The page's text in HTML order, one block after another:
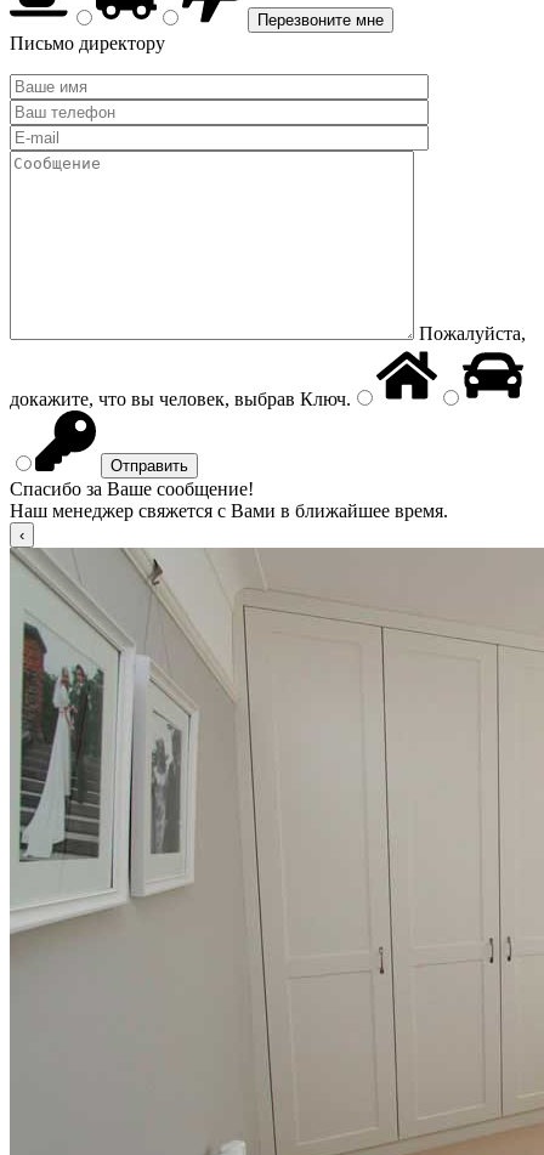
Письмо директору
Пожалуйста,
докажите, что вы человек, выбрав Ключ.
Спасибо за Ваше сообщение!
Наш менеджер свяжется с Вами в ближайшее время.